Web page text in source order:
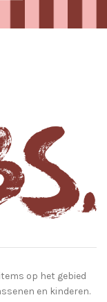
op het gebied
en kinderen.